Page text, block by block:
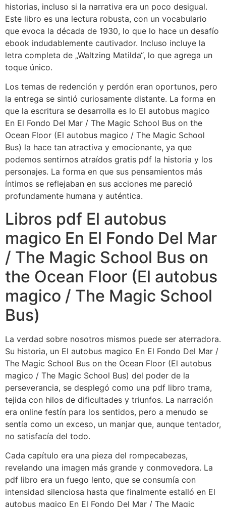
historias, incluso si la narrativa era un poco desigual.
Este libro es una lectura robusta, con un vocabulario
que evoca la década de 1930, lo que lo hace un desafío
ebook indudablemente cautivador. Incluso incluye la
letra completa de „Waltzing Matilda“, lo que agrega un
toque único.
Los temas de redención y perdón eran oportunos, pero
la entrega se sintió curiosamente distante. La forma en
que la escritura se desarrolla es lo El autobus magico
En El Fondo Del Mar / The Magic School Bus on the
Ocean Floor (El autobus magico / The Magic School
Bus) la hace tan atractiva y emocionante, ya que
podemos sentirnos atraídos gratis pdf la historia y los
personajes. La forma en que sus pensamientos más
íntimos se reflejaban en sus acciones me pareció
profundamente humana y auténtica.
Libros pdf El autobus
magico En El Fondo Del Mar
/ The Magic School Bus on
the Ocean Floor (El autobus
magico / The Magic School
Bus)
La verdad sobre nosotros mismos puede ser aterradora.
Su historia, un El autobus magico En El Fondo Del Mar /
The Magic School Bus on the Ocean Floor (El autobus
magico / The Magic School Bus) del poder de la
perseverancia, se desplegó como una pdf libro trama,
tejida con hilos de dificultades y triunfos. La narración
era online festín para los sentidos, pero a menudo se
sentía como un exceso, un manjar que, aunque tentador,
no satisfacía del todo.
Cada capítulo era una pieza del rompecabezas,
revelando una imagen más grande y conmovedora. La
pdf libro era un fuego lento, que se consumía con
intensidad silenciosa hasta que finalmente estalló en El
autobus magico En El Fondo Del Mar / The Magic